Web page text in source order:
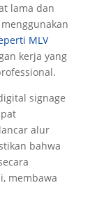
lama dan
MLV
kerja yang
signage
alur
bahwa
membawa